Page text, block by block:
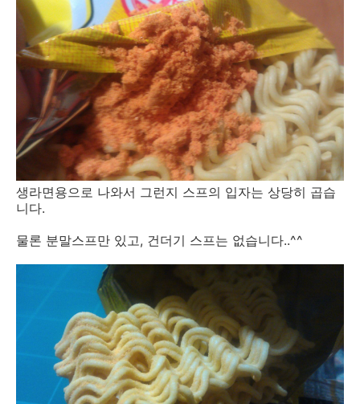
생라면용으로 나와서 그런지 스프의 입자는 상당히 곱습
니다.
물론 분말스프만 있고, 건더기 스프는 없습니다..^^